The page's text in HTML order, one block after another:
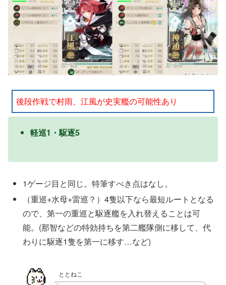
後段作戦で村雨、江風が史実艦の可能性あり
軽巡1・駆逐5
1ゲージ目と同じ。特筆すべき点はなし。
（重巡+水母+雷巡？）4隻以下なら最短ルートとなる
ので、第一の重巡と駆逐艦を入れ替えることは可
能。(那智などの特効持ちを第二艦隊側に移して、代
わりに駆逐1隻を第一に移す…など)
ととねこ